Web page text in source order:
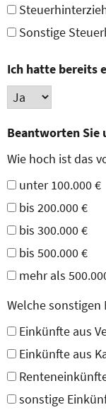
Sonstige
Ich hatte bereits
Beantworten Sie
Wie hoch ist das
unter 100.000 €
bis 200.000 €
bis 300.000 €
bis 500.000 €
mehr als
Welche sonstigen
Einkünfte aus
Einkünfte aus
sonstige